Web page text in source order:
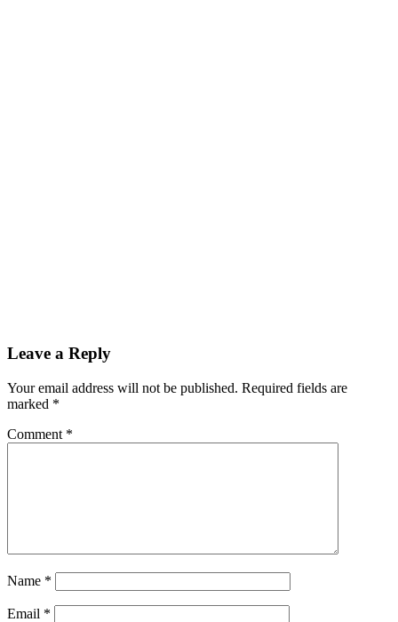
Leave a Reply
Your email address will not be published. Required fields are
marked *
Comment *
Name *
Email *